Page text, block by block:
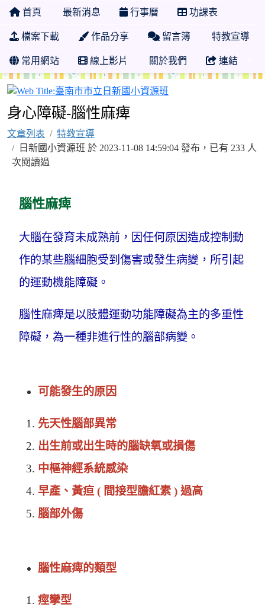
首頁 最新消息 行事曆 功課表
檔案下載 作品分享 留言簿 特教宣導
常用網站 線上影片 關於我們 連結
身心障礙-腦性麻痺
文章列表
特教宣導
日新國小資源班 於 2023-11-08 14:59:04 發布，已有 233 人
次閱讀過
腦性麻痺
大腦在發育未成熟前，因任何原因造成控制動
作的某些腦細胞受到傷害或發生病變，所引起
的運動機能障礙。
腦性麻痺是以肢體運動功能障礙為主的多重性
障礙，為一種非進行性的腦部病變。
可能發生的原因
先天性腦部異常
出生前或出生時的腦缺氧或損傷
中樞神經系統感染
早產、黃疸 ( 間接型膽紅素 ) 過高
腦部外傷
腦性麻痺的類型
痙攣型